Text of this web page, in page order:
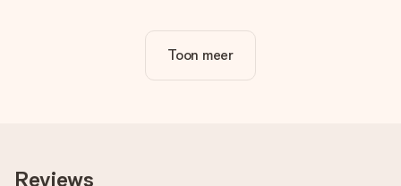
Is personalisatie in de prijs inbegrepen?
De prijs die op de website wordt getoond is inclusief de
te gebruiken. Als je niet zeker bent over de kwaliteit van je
Toon meer
Reviews